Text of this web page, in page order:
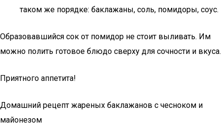
таком же порядке: баклажаны, соль, помидоры, соус.
Образовавшийся сок от помидор не стоит выливать. Им
можно полить готовое блюдо сверху для сочности и вкуса.
Приятного аппетита!
Домашний рецепт жареных баклажанов с чесноком и
майонезом